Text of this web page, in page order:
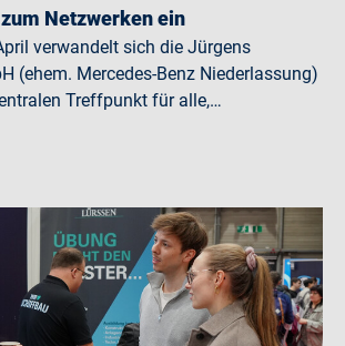
Netzwerken ein
verwandelt sich die Jürgens
(ehem. Mercedes-Benz Niederlassung)
Treffpunkt für alle,…